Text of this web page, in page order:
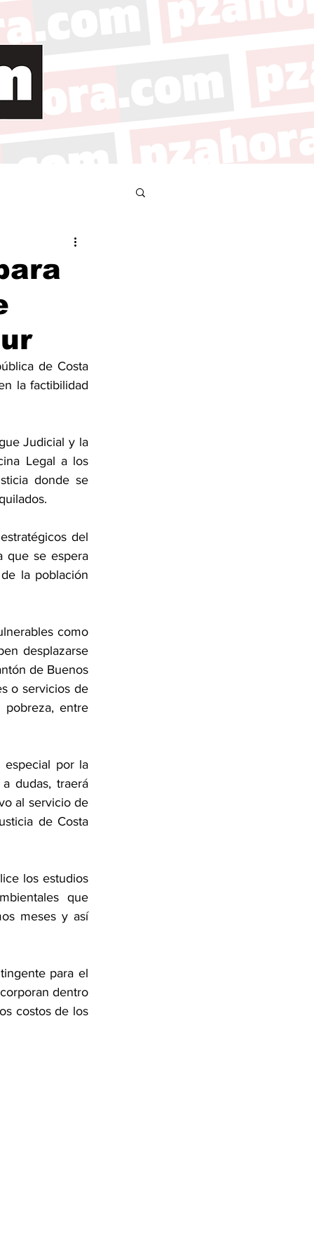
de Costa
la factibilidad
Judicial y la
Legal a los
donde se
del
que se espera
la población
como
desplazarse
de Buenos
o servicios de
pobreza, entre
especial por la
dudas, traerá
al servicio de
de Costa
los estudios
que
meses y así
para el
dentro
costos de los